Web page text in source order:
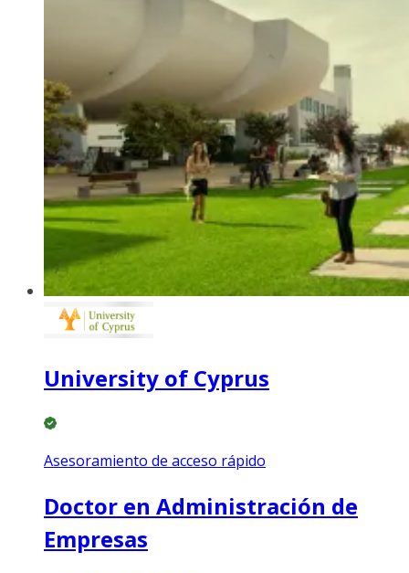
University of Cyprus
Asesoramiento de acceso rápido
Doctor en Administración de
Empresas